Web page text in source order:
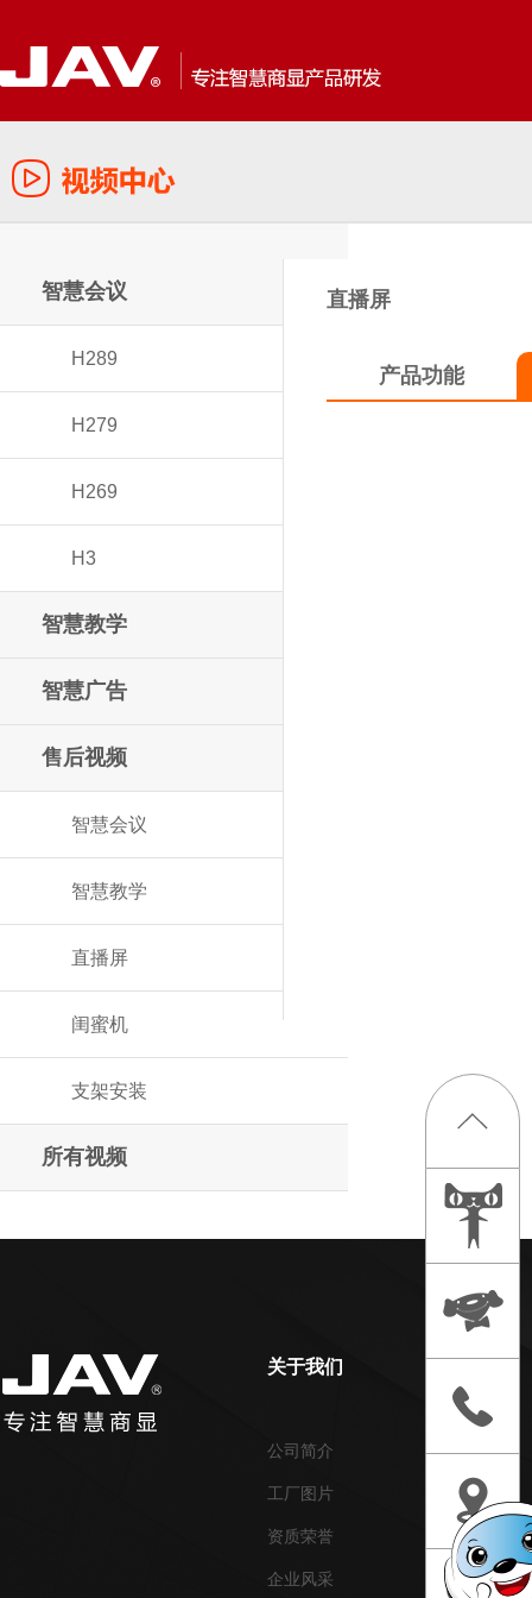
智慧会议
H289
H279
H269
H3
智慧教学
智慧广告
售后视频
智慧会议
智慧教学
直播屏
闺蜜机
支架安装
所有视频
直播屏
产品功能
关于我们
公司简介
工厂图片
资质荣誉
企业风采
智慧会议
智慧教学
智慧乐家
智慧直播